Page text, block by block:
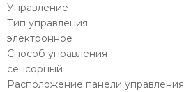
Управление
Тип управления
электронное
Способ управления
сенсорный
Расположение панели управления